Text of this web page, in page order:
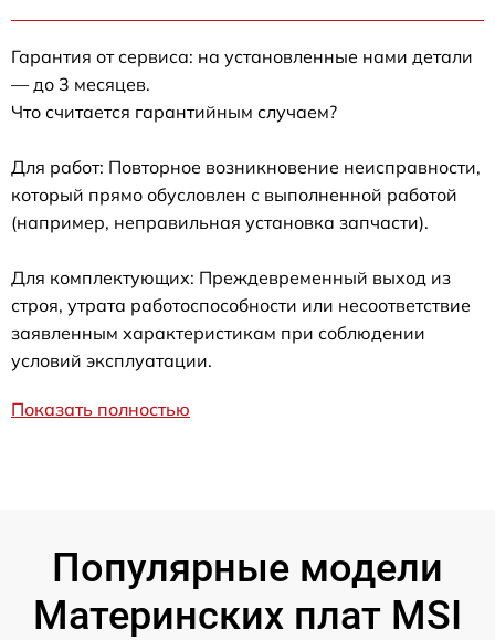
Гарантия от сервиса: на установленные нами детали
— до 3 месяцев.
Что считается гарантийным случаем?
Для работ: Повторное возникновение неисправности,
который прямо обусловлен с выполненной работой
(например, неправильная установка запчасти).
Для комплектующих: Преждевременный выход из
строя, утрата работоспособности или несоответствие
заявленным характеристикам при соблюдении
условий эксплуатации.
Показать полностью
Популярные модели
Материнских плат MSI